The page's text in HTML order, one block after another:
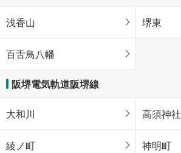
浅香山 堺東
百舌鳥八幡
阪堺電気軌道阪堺線
大和川 高須神社
綾ノ町 神明町